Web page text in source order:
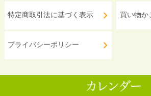
特定商取引法に基づく表示
プライバシーポリシー
買い物か